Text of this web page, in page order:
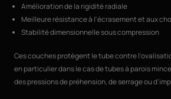
Amélioration de la rigidité radiale
Meilleure résistance à l'écrasement et aux
Stabilité dimensionnelle sous compression
Ces couches protègent le tube contre
en particulier dans le cas de tubes à parois
des pressions de préhension, de serrage ou